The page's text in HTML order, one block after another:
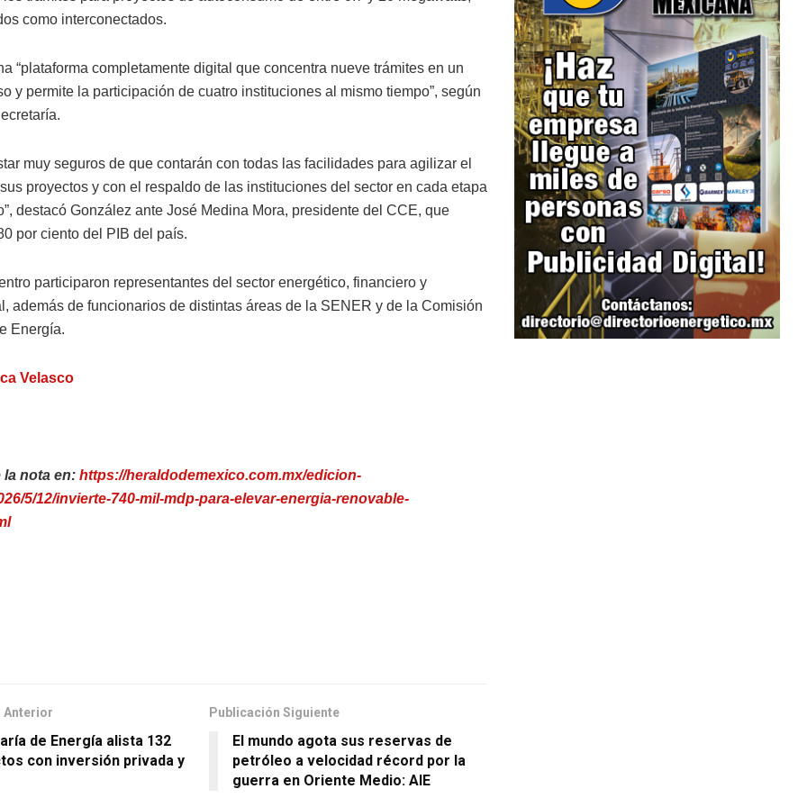
como interconectados.
“plataforma completamente digital que concentra nueve trámites en un
y permite la participación de cuatro instituciones al mismo tiempo”, según
muy seguros de que contarán con todas las facilidades para agilizar el
proyectos y con el respaldo de las instituciones del sector en cada etapa
destacó González ante José Medina Mora, presidente del CCE, que
por ciento del PIB del país.
participaron representantes del sector energético, financiero y
además de funcionarios de distintas áreas de la SENER y de la Comisión
Energía.
Velasco
la nota en: https://heraldodemexico.com.mx/edicion-
5/12/invierte-740-mil-mdp-para-elevar-energia-renovable-
Anterior
de Energía alista 132
con inversión privada y
Publicación Siguiente
El mundo agota sus reservas de
petróleo a velocidad récord por la
guerra en Oriente Medio: AIE